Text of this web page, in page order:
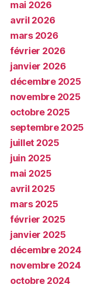
mai 2026
avril 2026
mars 2026
février 2026
janvier 2026
décembre 2025
novembre 2025
octobre 2025
septembre 2025
juillet 2025
juin 2025
mai 2025
avril 2025
mars 2025
février 2025
janvier 2025
décembre 2024
novembre 2024
octobre 2024